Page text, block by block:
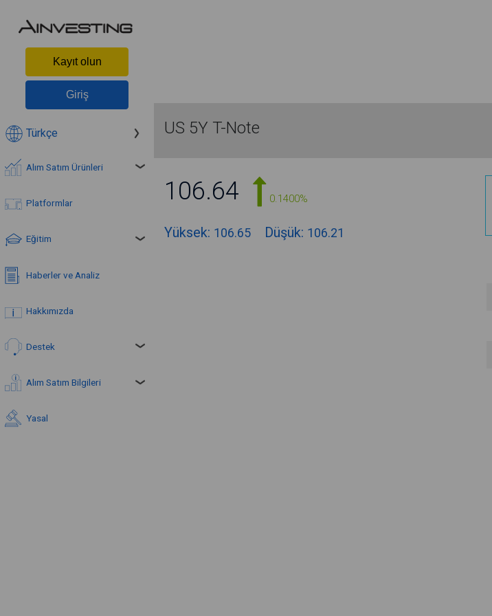
Kayıt olun
Giriş
Türkçe
Alım Satım Ürünleri
Platformlar
Eğitim
Haberler ve Analiz
Hakkımızda
Destek
Alım Satım Bilgileri
Yasal
US 5Y T-Note
106.64 0.1400%
Yüksek: 106.65 Düşük: 106.21